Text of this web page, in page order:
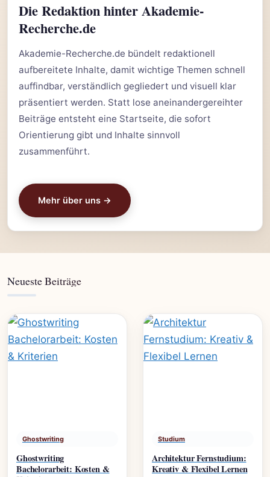
Die Redaktion hinter Akademie-
Recherche.de
Akademie-Recherche.de bündelt redaktionell
aufbereitete Inhalte, damit wichtige Themen schnell
auffindbar, verständlich gegliedert und visuell klar
präsentiert werden. Statt lose aneinandergereihter
Beiträge entsteht eine Startseite, die sofort
Orientierung gibt und Inhalte sinnvoll
zusammenführt.
Mehr über uns →
Neueste Beiträge
Ghostwriting
Ghostwriting
Bachelorarbeit: Kosten &
Studium
Architektur Fernstudium:
Kreativ & Flexibel Lernen